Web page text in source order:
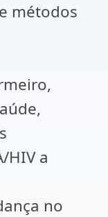
métodos
HIV a
no